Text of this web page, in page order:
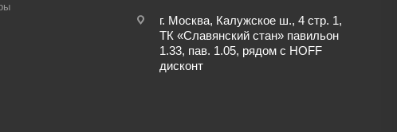
г. Москва, Калужское ш., 4 стр. 1,
ТК «Славянский стан» павильон
1.33, пав. 1.05, рядом с HOFF
дисконт